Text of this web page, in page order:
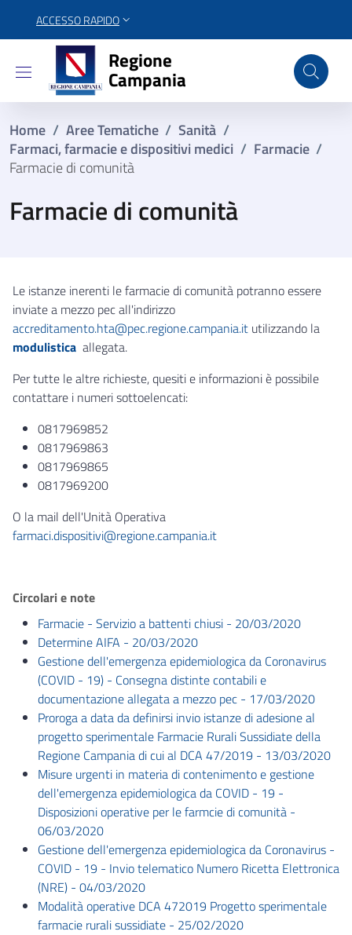
ACCESSO RAPIDO
Regione Campania
Regione
Campania
Home / Aree Tematiche / Sanità /
Farmaci, farmacie e dispositivi medici / Farmacie /
Farmacie di comunità
Farmacie di comunità
Le istanze inerenti le farmacie di comunità potranno essere
inviate a mezzo pec all'indirizzo
accreditamento.hta@pec.regione.campania.it utilizzando la
modulistica allegata.
Per tutte le altre richieste, quesiti e informazioni è possibile
contattare i numeri sottoelencati:
0817969852
0817969863
0817969865
0817969200
O la mail dell'Unità Operativa
farmaci.dispositivi@regione.campania.it
Circolari e note
Farmacie - Servizio a battenti chiusi - 20/03/2020
Determine AIFA - 20/03/2020
Gestione dell'emergenza epidemiologica da Coronavirus
(COVID - 19) - Consegna distinte contabili e
documentazione allegata a mezzo pec - 17/03/2020
Proroga a data da definirsi invio istanze di adesione al
progetto sperimentale Farmacie Rurali Sussidiate della
Regione Campania di cui al DCA 47/2019 - 13/03/2020
Misure urgenti in materia di contenimento e gestione
dell'emergenza epidemiologica da COVID - 19 -
Disposizioni operative per le farmcie di comunità -
06/03/2020
Gestione dell'emergenza epidemiologica da Coronavirus -
COVID - 19 - Invio telematico Numero Ricetta Elettronica
(NRE) - 04/03/2020
Modalità operative DCA 472019 Progetto sperimentale
farmacie rurali sussidiate - 25/02/2020